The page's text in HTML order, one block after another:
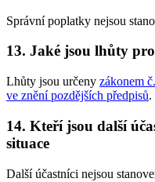
Správní poplatky nejsou
13. Jaké jsou lhůty
Lhůty jsou určeny zákonem
ve znění pozdějších předpisů.
14. Kteří jsou další
situace
Další účastníci nejsou